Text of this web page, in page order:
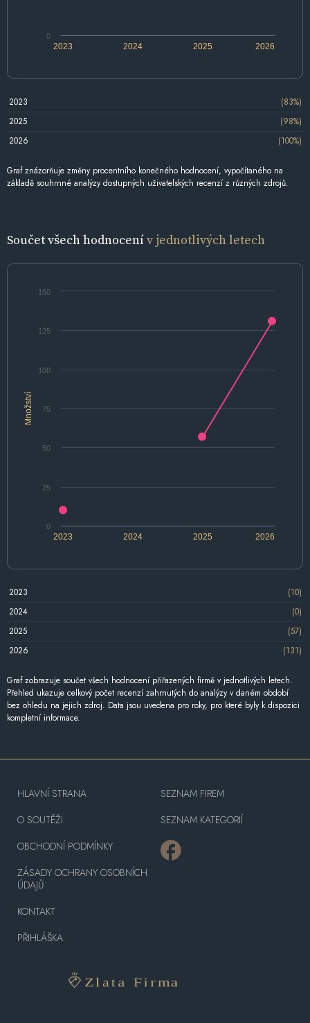
2024 2026
2023 2025
0
2023
(83%)
2025
(98%)
2026
(100%)
Graf znázorňuje změny procentního konečného hodnocení, vypočítaného na
základě souhrnné analýzy dostupných uživatelských recenzí z různých zdrojů.
Součet všech hodnocenív jednotlivých letech
Množství
2024 2026
2023 2025
0
25
50
75
100
125
150
2023
(10)
2024
(0)
2025
(57)
2026
(131)
Graf zobrazuje součet všech hodnocení přiřazených firmě v jednotlivých letech.
Přehled ukazuje celkový počet recenzí zahrnutých do analýzy v daném období
bez ohledu na jejich zdroj. Data jsou uvedena pro roky, pro které byly k dispozici
kompletní informace.
HLAVNÍ STRANA
O SOUTĚŽI
OBCHODNÍ PODMÍNKY
ZÁSADY OCHRANY OSOBNÍCH
ÚDAJŮ
KONTAKT
PŘIHLÁŠKA
SEZNAM FIREM
SEZNAM KATEGORIÍ